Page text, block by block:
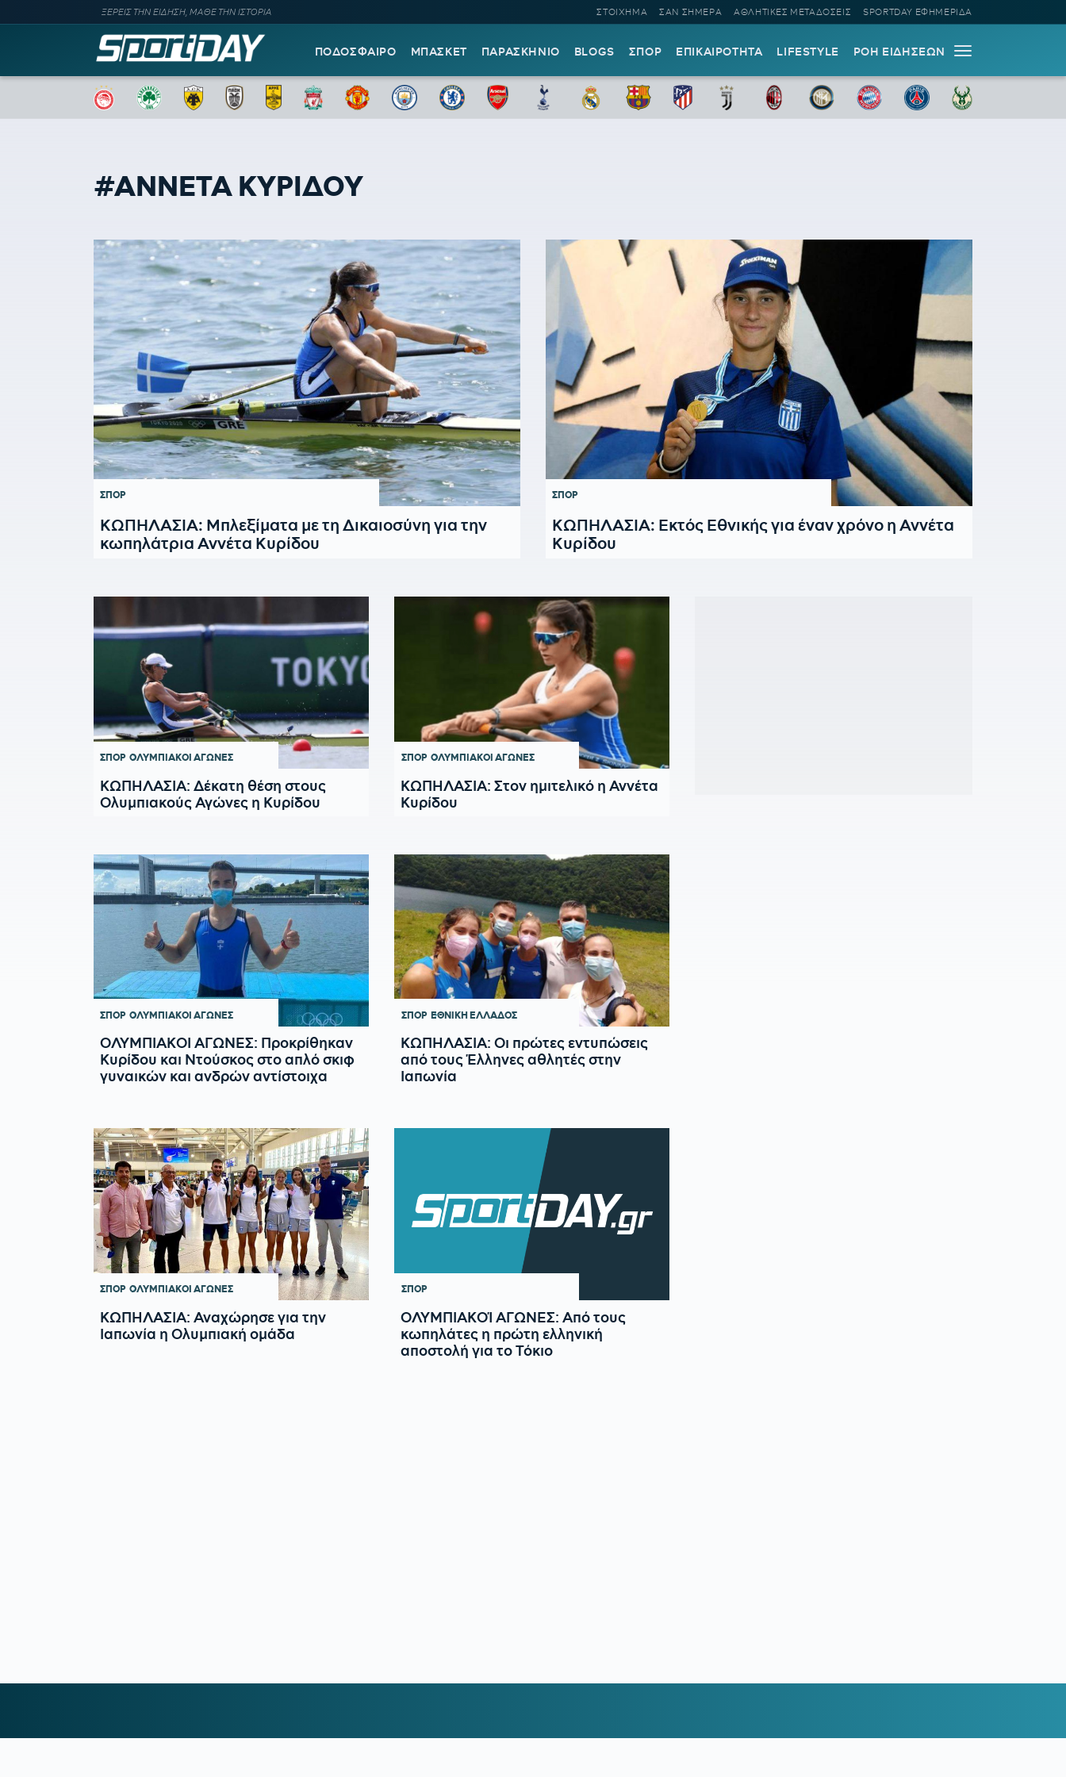
ΞΕΡΕΙΣ ΤΗΝ ΕΙΔΗΣΗ, ΜΑΘΕ ΤΗΝ ΙΣΤΟΡΙΑ ΣΤΟΙΧΗΜΑ ΣΑΝ ΣΗΜΕΡΑ ΑΘΛΗΤΙΚΕΣ ΜΕΤΑΔΟΣΕΙΣ SPORTDAY ΕΦΗΜΕΡΙΔΑ
ΠΟΔΟΣΦΑΙΡΟ ΜΠΑΣΚΕΤ ΠΑΡΑΣΚΗΝΙΟ BLOGS ΣΠΟΡ ΕΠΙΚΑΙΡΟΤΗΤΑ LIFESTYLE ΡΟΗ ΕΙΔΗΣΕΩΝ
#ΑΝΝΕΤΑ ΚΥΡΙΔΟΥ
ΣΠΟΡ
ΚΩΠΗΛΑΣΙΑ: Μπλεξίματα με τη Δικαιοσύνη για την
κωπηλάτρια Αννέτα Κυρίδου
ΣΠΟΡ
KΩΠΗΛΑΣΙΑ: Εκτός Εθνικής για έναν χρόνο η Αννέτα
Κυρίδου
ΣΠΟΡ ΟΛΥΜΠΙΑΚΟΙ ΑΓΩΝΕΣ
ΚΩΠΗΛΑΣΙΑ: Δέκατη θέση στους
Ολυμπιακούς Αγώνες η Κυρίδου
ΣΠΟΡ ΟΛΥΜΠΙΑΚΟΙ ΑΓΩΝΕΣ
ΚΩΠΗΛΑΣΙΑ: Στον ημιτελικό η Αννέτα
Κυρίδου
ΣΠΟΡ ΟΛΥΜΠΙΑΚΟΙ ΑΓΩΝΕΣ
ΟΛΥΜΠΙΑΚΟΙ ΑΓΩΝΕΣ: Προκρίθηκαν
Κυρίδου και Ντούσκος στο απλό σκιφ
γυναικών και ανδρών αντίστοιχα
ΣΠΟΡ ΕΘΝΙΚΗ ΕΛΛΑΔΟΣ
ΚΩΠΗΛΑΣΙΑ: Οι πρώτες εντυπώσεις
από τους Έλληνες αθλητές στην
Ιαπωνία
ΣΠΟΡ ΟΛΥΜΠΙΑΚΟΙ ΑΓΩΝΕΣ
ΚΩΠΗΛΑΣΙΑ: Αναχώρησε για την
Ιαπωνία η Ολυμπιακή ομάδα
ΣΠΟΡ
ΟΛΥΜΠΙΑΚΟΊ ΑΓΩΝΕΣ: Από τους
κωπηλάτες η πρώτη ελληνική
αποστολή για το Τόκιο